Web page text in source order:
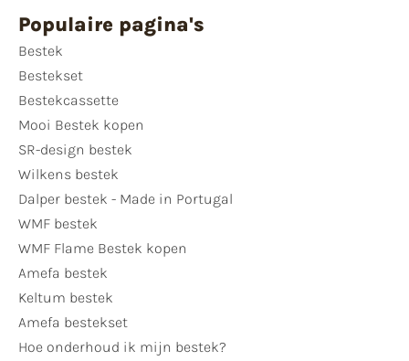
Populaire pagina's
Bestek
Bestekset
Bestekcassette
Mooi Bestek kopen
SR-design bestek
Wilkens bestek
Dalper bestek - Made in Portugal
WMF bestek
WMF Flame Bestek kopen
Amefa bestek
Keltum bestek
Amefa bestekset
Hoe onderhoud ik mijn bestek?